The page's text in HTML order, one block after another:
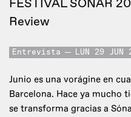
FESTIVAL SÓNAR
Review
Entrevista LUN 29 JUN
Junio es una vorágine en
Barcelona. Hace ya mucho
se transforma gracias a